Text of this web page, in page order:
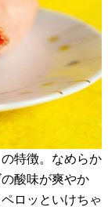
特徴。なめらか
酸味が爽やか
ロッといけちゃ